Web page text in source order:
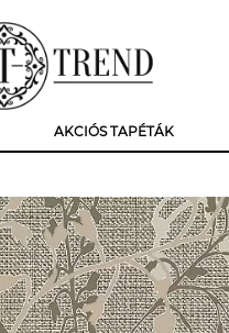
AKCIÓS TAPÉTÁK